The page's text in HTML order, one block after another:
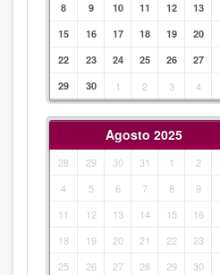
8
9 10 11 12 13
15
16 17 18 19 20
22
23 24 25 26 27
29
30 1 2 3 4
Agosto 2025
28 29 30 31 1 2
4
5 6 7 8 9
11
12 13 14 15 16
18
19 20 21 22 23
25
26 27 28 29 30